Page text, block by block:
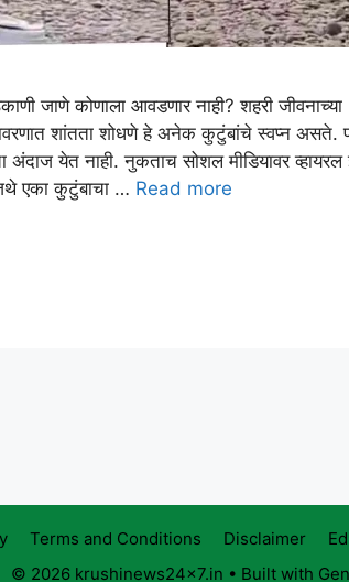
जाणे कोणाला आवडणार नाही? शहरी जीवनाच्या
शांतता शोधणे हे अनेक कुटुंबांचे स्वप्न असते.
येत नाही. नुकताच सोशल मीडियावर व्हायरल
एका कुटुंबाचा … Read more
Terms and Conditions Disclaimer
© 2026 krushinews24x7.in • Built with